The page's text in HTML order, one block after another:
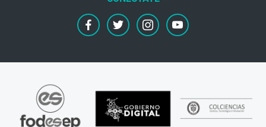
facebooktwitter instagramyoutube